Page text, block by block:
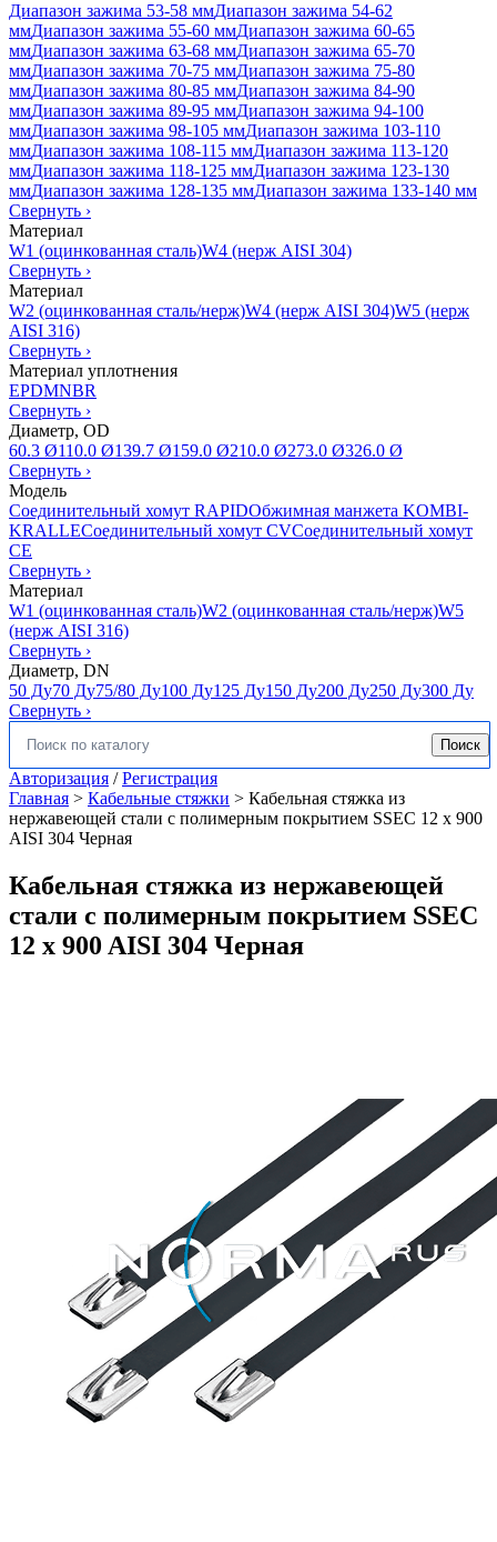
Диапазон зажима 53-58 ммДиапазон зажима 54-62
ммДиапазон зажима 55-60 ммДиапазон зажима 60-65
ммДиапазон зажима 63-68 ммДиапазон зажима 65-70
ммДиапазон зажима 70-75 ммДиапазон зажима 75-80
ммДиапазон зажима 80-85 ммДиапазон зажима 84-90
ммДиапазон зажима 89-95 ммДиапазон зажима 94-100
ммДиапазон зажима 98-105 ммДиапазон зажима 103-110
ммДиапазон зажима 108-115 ммДиапазон зажима 113-120
ммДиапазон зажима 118-125 ммДиапазон зажима 123-130
ммДиапазон зажима 128-135 ммДиапазон зажима 133-140 мм
Свернуть ›
Материал
W1 (оцинкованная сталь)W4 (нерж AISI 304)
Свернуть ›
Материал
W2 (оцинкованная сталь/нерж)W4 (нерж AISI 304)W5 (нерж
AISI 316)
Свернуть ›
Материал уплотнения
EPDMNBR
Свернуть ›
Диаметр, OD
60.3 Ø110.0 Ø139.7 Ø159.0 Ø210.0 Ø273.0 Ø326.0 Ø
Свернуть ›
Модель
Соединительный хомут RAPIDОбжимная манжета KOMBI-
KRALLEСоединительный хомут CVСоединительный хомут
CE
Свернуть ›
Материал
W1 (оцинкованная сталь)W2 (оцинкованная сталь/нерж)W5
(нерж AISI 316)
Свернуть ›
Диаметр, DN
50 Ду70 Ду75/80 Ду100 Ду125 Ду150 Ду200 Ду250 Ду300 Ду
Свернуть ›
Искать: Поиск
Авторизация /Регистрация
Главная > Кабельные стяжки > Кабельная стяжка из
нержавеющей стали с полимерным покрытием SSEC 12 x 900
AISI 304 Черная
Кабельная стяжка из нержавеющей
стали с полимерным покрытием SSEC
12 x 900 AISI 304 Черная